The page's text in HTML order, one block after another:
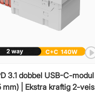
3.1 dobbel USB-C-modul
mm) | Ekstra kraftig 2-veis